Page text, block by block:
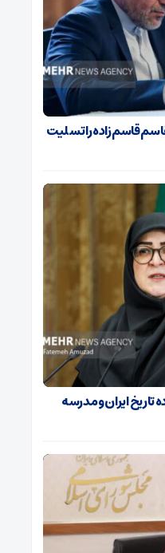
قاسم‌زاده را تسلیت
تاریخ ایران و مدرسه